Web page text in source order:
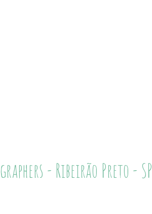
- Ribeirão Preto - SP